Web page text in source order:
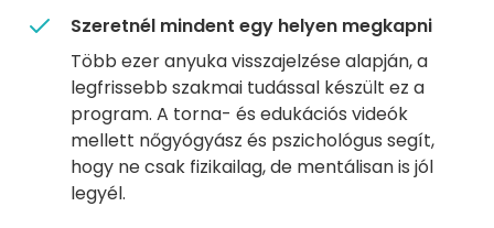
Szeretnél mindent egy helyen megkapni
Több ezer anyuka visszajelzése alapján, a
legfrissebb szakmai tudással készült ez a
program. A torna- és edukációs videók
mellett nőgyógyász és pszichológus segít,
hogy ne csak fizikailag, de mentálisan is jól
legyél.